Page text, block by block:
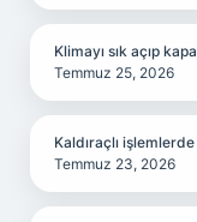
Klimayı sık açıp
Temmuz 25, 2026
Kaldıraçlı
Temmuz 23, 2026